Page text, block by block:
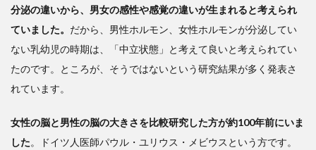
き、
男の
子は
動詞
を描
(ド
トゥ
ーマ
分泌の違いから、男女の感性や感覚の違いが生まれると考えられ
ていました。 だから、男性ホルモン、女性ホルモンが分泌してい
ない乳幼児の時期は、「中立状態」と考えて良いと考えられてい
たのです。ところが、そうではないという研究結果が多く発表さ
れています。
女性の脳と男性の脳の大きさを比較研究した方が約100年前にいま
した。ドイツ人医師パウル・ユリウス・メビウスという方です。